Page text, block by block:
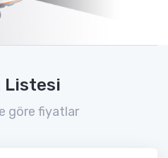
Listesi
göre fiyatlar